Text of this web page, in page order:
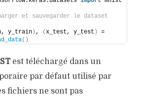
et sauvegarder le dataset
y_train) , (x_test, y_test )
=
()
est téléchargé dans un
par défaut utilisé par
fichiers ne sont pas